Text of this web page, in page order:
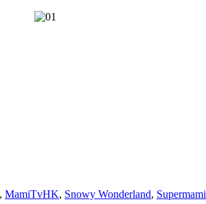
, MamiTvHK, Snowy Wonderland, Supermami